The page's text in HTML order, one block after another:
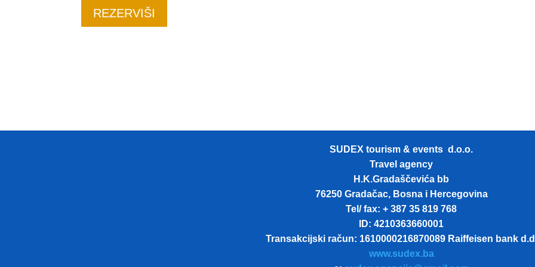
REZERVIŠI
SUDEX tourism & events d.o.o.
Travel agency
H.K.Gradaščevića bb
76250 Gradačac, Bosna i Hercegovina
Tel/ fax: + 387 35 819 768
ID: 4210363660001
Transakcijski račun: 1610000216870089 Raiffeisen bank
www.sudex.ba